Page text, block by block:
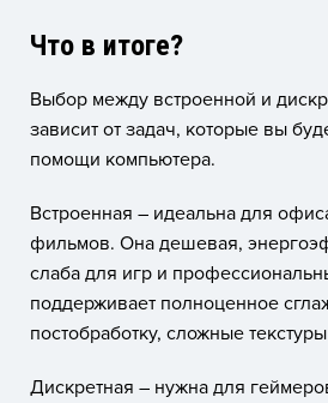
Что в итоге?
Выбор между встроенной и
зависит от задач, которые вы
помощи компьютера.
Встроенная – идеальна для
фильмов. Она дешевая,
слаба для игр и
поддерживает полноценное
постобработку, сложные
Дискретная – нужна для